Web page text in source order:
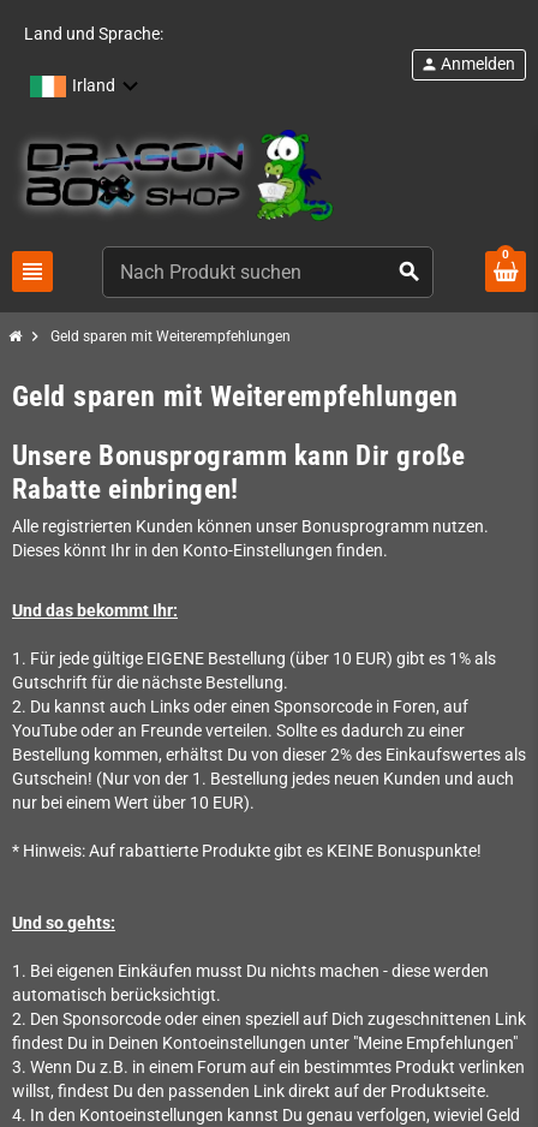
Land und Sprache:
Irland
view_headline search
person Anmelden
0
chevron_right Geld sparen mit Weiterempfehlungen
Geld sparen mit Weiterempfehlungen
Unsere Bonusprogramm kann Dir große
Rabatte einbringen!
Alle registrierten Kunden können unser Bonusprogramm nutzen.
Dieses könnt Ihr in den Konto-Einstellungen finden.
Und das bekommt Ihr:
1. Für jede gültige EIGENE Bestellung (über 10 EUR) gibt es 1% als
Gutschrift für die nächste Bestellung.
2. Du kannst auch Links oder einen Sponsorcode in Foren, auf
YouTube oder an Freunde verteilen. Sollte es dadurch zu einer
Bestellung kommen, erhältst Du von dieser 2% des Einkaufswertes als
Gutschein! (Nur von der 1. Bestellung jedes neuen Kunden und auch
nur bei einem Wert über 10 EUR).
* Hinweis: Auf rabattierte Produkte gibt es KEINE Bonuspunkte!
Und so gehts:
1. Bei eigenen Einkäufen musst Du nichts machen - diese werden
automatisch berücksichtigt.
2. Den Sponsorcode oder einen speziell auf Dich zugeschnittenen Link
findest Du in Deinen Kontoeinstellungen unter "Meine Empfehlungen"
3. Wenn Du z.B. in einem Forum auf ein bestimmtes Produkt verlinken
willst, findest Du den passenden Link direkt auf der Produktseite.
4. In den Kontoeinstellungen kannst Du genau verfolgen, wieviel Geld